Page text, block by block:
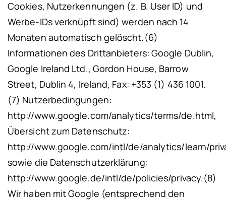
Cookies, Nutzerkennungen (z. B. User ID) und
Werbe-IDs verknüpft sind) werden nach 14
Monaten automatisch gelöscht. (6)
Informationen des Drittanbieters: Google Dublin,
Google Ireland Ltd., Gordon House, Barrow
Street, Dublin 4, Ireland, Fax: +353 (1) 436 1001.
(7) Nutzerbedingungen:
http://www.google.com/analytics/terms/de.html,
Übersicht zum Datenschutz:
http://www.google.com/intl/de/analytics/learn/
sowie die Datenschutzerklärung:
http://www.google.de/intl/de/policies/privacy.(8)
Wir haben mit Google (entsprechend den